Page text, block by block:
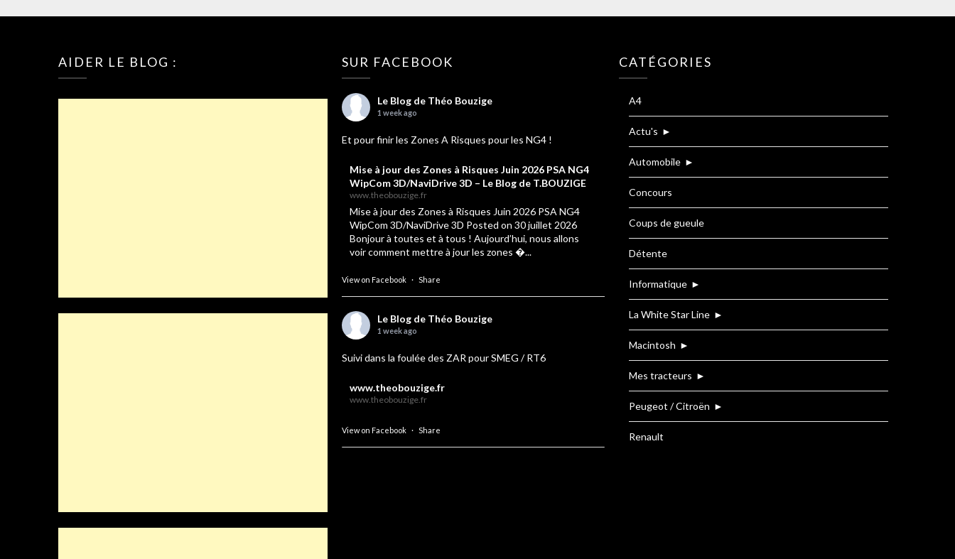
AIDER LE BLOG : SUR FACEBOOK
Le Blog de Théo Bouzige
1 week ago
Et pour finir les Zones A Risques pour les NG4 !
Mise à jour des Zones à Risques Juin 2026 PSA NG4
WipCom 3D/NaviDrive 3D – Le Blog de T.BOUZIGE
www.theobouzige.fr
Mise à jour des Zones à Risques Juin 2026 PSA NG4
WipCom 3D/NaviDrive 3D Posted on 30 juillet 2026
Bonjour à toutes et à tous ! Aujourd’hui, nous allons
voir comment mettre à jour les zones �...
View on Facebook · Share
Le Blog de Théo Bouzige
1 week ago
Suivi dans la foulée des ZAR pour SMEG / RT6
www.theobouzige.fr
www.theobouzige.fr
View on Facebook · Share
CATÉGORIES
A4
Actu's ►
Automobile ►
Concours
Coups de gueule
Détente
Informatique ►
La White Star Line ►
Macintosh ►
Mes tracteurs ►
Peugeot / Citroën ►
Renault